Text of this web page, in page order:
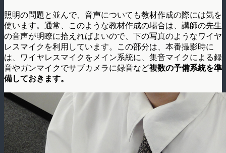
照明の問題と並んで、音声についても教材作成の際には気を
使います。通常、このような教材作成の場合は、講師の先生
の音声が明瞭に拾えればよいので、下の写真のようなワイヤ
レスマイクを利用しています。この部分は、本番撮影時に
は、ワイヤレスマイクをメイン系統に、集音マイクによる録
音やガンマイクでサブカメラに録音など複数の予備系統を準
備しておきます。